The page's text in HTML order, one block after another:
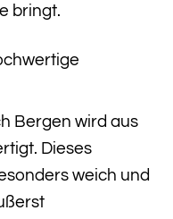
bringt.
Bergen wird aus
Dieses
weich und